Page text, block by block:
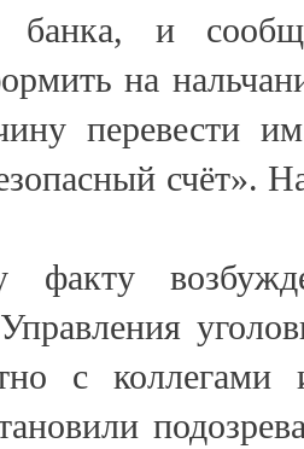
банка, и
на
перевести
счёт».
факту
с